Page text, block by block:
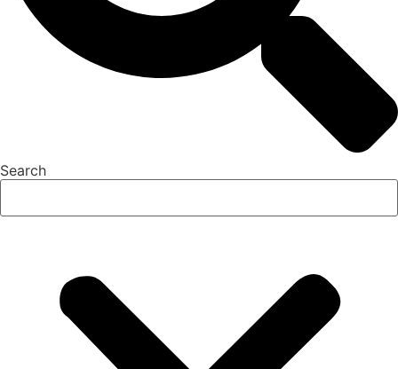
Search